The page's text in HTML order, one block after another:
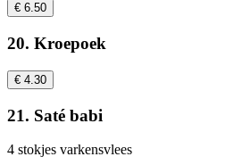
€ 6.50
20. Kroepoek
€ 4.30
21. Saté babi
4 stokjes varkensvlees